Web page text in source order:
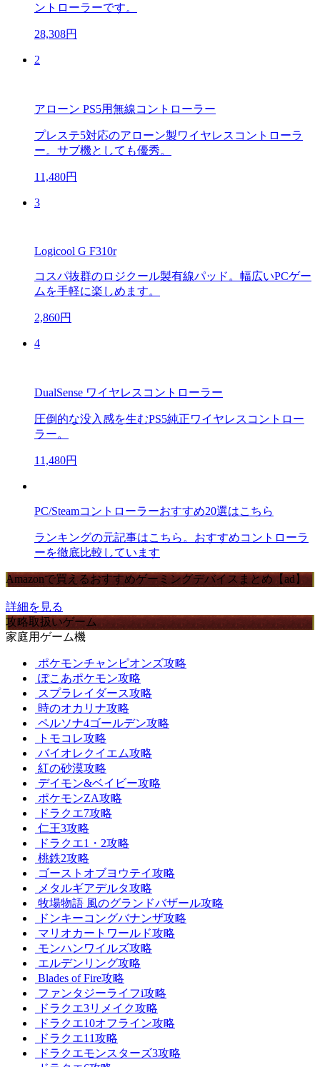
ントローラーです。
28,308円
2
アローン PS5用無線コントローラー
プレステ5対応のアローン製ワイヤレスコントローラ
ー。サブ機としても優秀。
11,480円
3
Logicool G F310r
コスパ抜群のロジクール製有線パッド。幅広いPCゲー
ムを手軽に楽しめます。
2,860円
4
DualSense ワイヤレスコントローラー
圧倒的な没入感を生むPS5純正ワイヤレスコントロー
ラー。
11,480円
PC/Steamコントローラーおすすめ20選はこちら
ランキングの元記事はこちら。おすすめコントローラ
ーを徹底比較しています
Amazonで買えるおすすめゲーミングデバイスまとめ【ad】
詳細を見る
攻略取扱いゲーム
家庭用ゲーム機
ポケモンチャンピオンズ攻略
ぽこあポケモン攻略
スプラレイダース攻略
時のオカリナ攻略
ペルソナ4ゴールデン攻略
トモコレ攻略
バイオレクイエム攻略
紅の砂漠攻略
デイモン&ベイビー攻略
ポケモンZA攻略
ドラクエ7攻略
仁王3攻略
ドラクエ1・2攻略
桃鉄2攻略
ゴーストオブヨウテイ攻略
メタルギアデルタ攻略
牧場物語 風のグランドバザール攻略
ドンキーコングバナンザ攻略
マリオカートワールド攻略
モンハンワイルズ攻略
エルデンリング攻略
Blades of Fire攻略
ファンタジーライフi攻略
ドラクエ3リメイク攻略
ドラクエ10オフライン攻略
ドラクエ11攻略
ドラクエモンスターズ3攻略